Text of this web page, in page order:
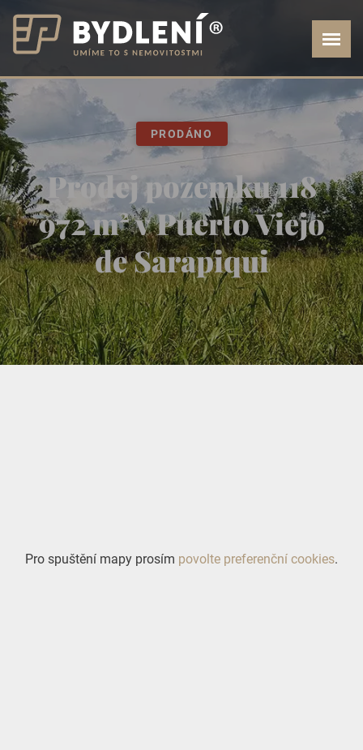
PRODÁNO
Prodej pozemku 118
972 m² v Puerto Viejo
de Sarapiqui
Pro spuštění mapy prosím povolte preferenční cookies.